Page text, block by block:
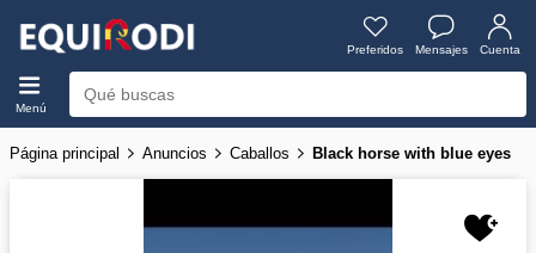
Preferidos Mensajes Cuenta
Menú
Página principal Anuncios Caballos Black horse with blue eyes